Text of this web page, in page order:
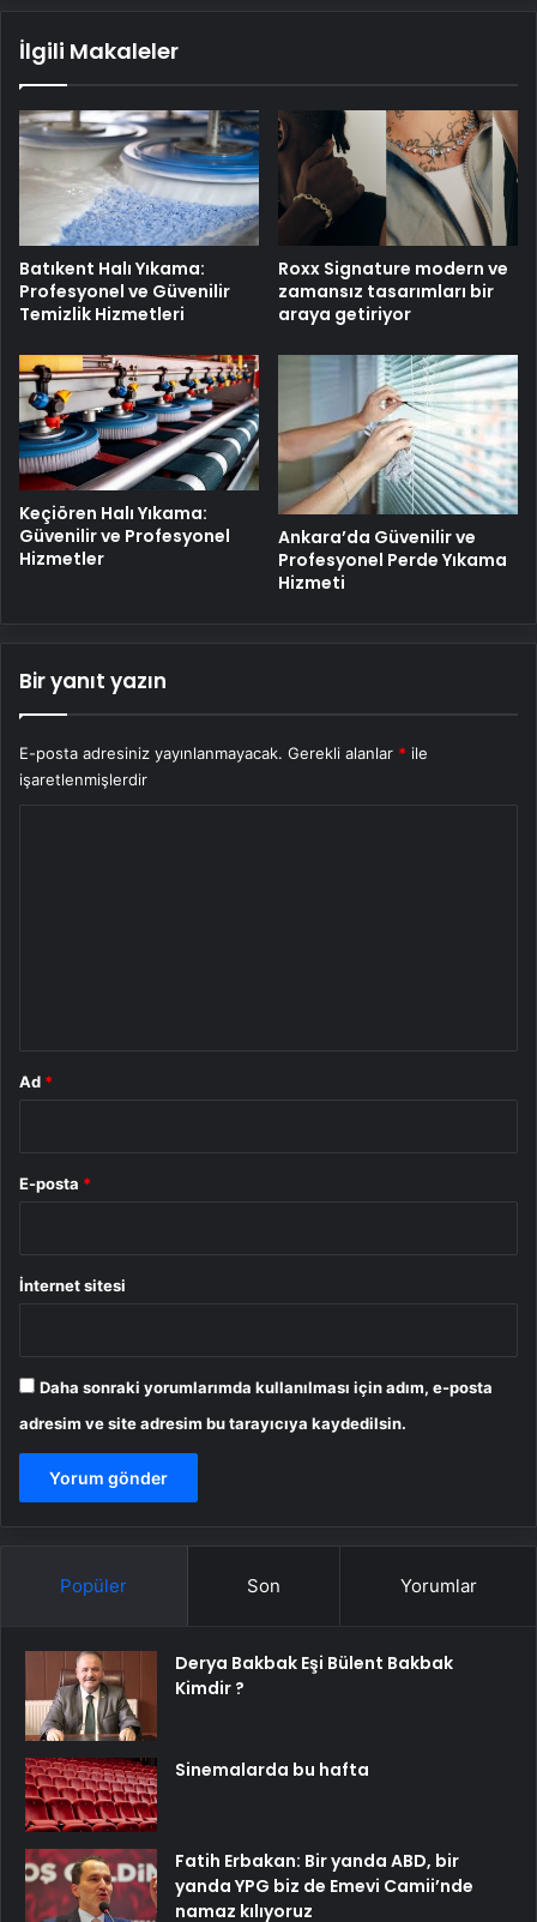
İlgili Makaleler
Batıkent Halı Yıkama:
Profesyonel ve Güvenilir
Temizlik Hizmetleri
Roxx Signature modern ve
zamansız tasarımları bir
araya getiriyor
Keçiören Halı Yıkama:
Güvenilir ve Profesyonel
Hizmetler
Ankara’da Güvenilir ve
Profesyonel Perde Yıkama
Hizmeti
Bir yanıt yazın
E-posta adresiniz yayınlanmayacak. Gerekli alanlar * ile
işaretlenmişlerdir
Ad *
E-posta *
İnternet sitesi
Daha sonraki yorumlarımda kullanılması için adım, e-posta
adresim ve site adresim bu tarayıcıya kaydedilsin.
Popüler Son Yorumlar
Derya Bakbak Eşi Bülent Bakbak
Kimdir ?
Sinemalarda bu hafta
Fatih Erbakan: Bir yanda ABD, bir
yanda YPG biz de Emevi Camii’nde
namaz kılıyoruz